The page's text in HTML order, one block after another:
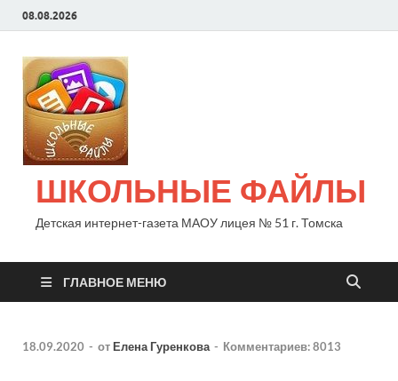
08.08.2026
ШКОЛЬНЫЕ ФАЙЛЫ
Детская интернет-газета МАОУ лицея № 51 г. Томска
ГЛАВНОЕ МЕНЮ
18.09.2020 - отЕлена Гуренкова - Комментариев: 8013